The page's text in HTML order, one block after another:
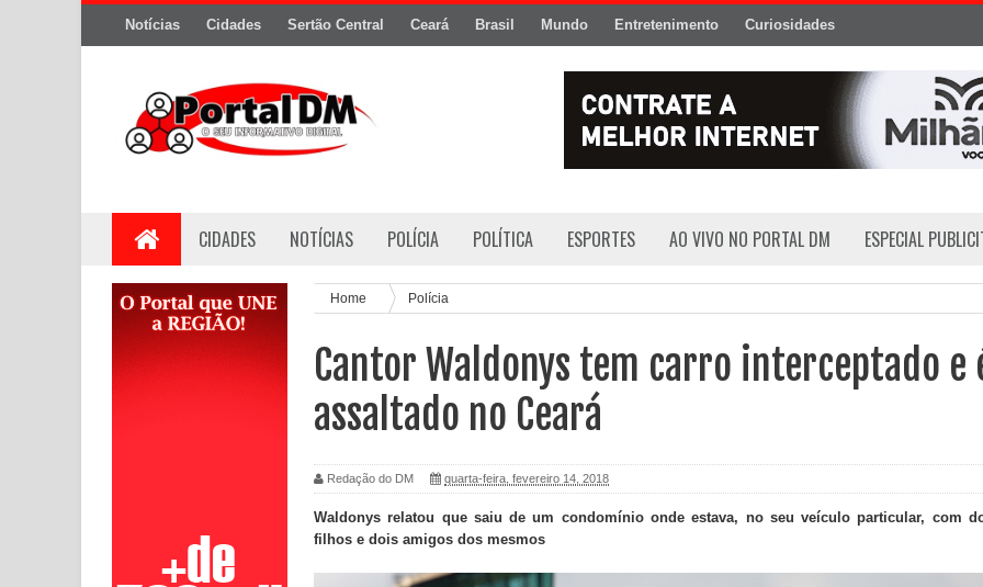
Notícias Cidades Sertão Central Ceará Brasil Mundo Entretenimento Curiosidades
CIDADES NOTÍCIAS POLÍCIA POLÍTICA ESPORTES AO VIVO NO PORTAL DM ESPECIAL
Home Polícia
Cantor Waldonys tem carro interceptado e
assaltado no Ceará
Redação do DM quarta-feira, fevereiro 14, 2018
Waldonys relatou que saiu de um condomínio onde estava, no seu veículo particular, com
filhos e dois amigos dos mesmos